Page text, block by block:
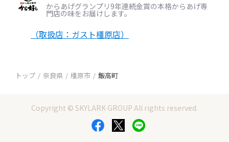
からあげグランプリ9年連続金賞の本格からあげ専
門店の味をお届けします。
（取扱店：ガスト橿原店）
トップ 奈良県 橿原市 飯高町
Copyright © SKYLARK GROUP All rights reserved.